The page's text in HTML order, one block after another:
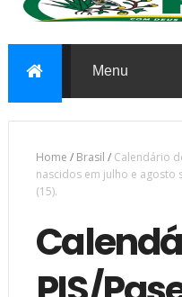
Home / Brasil / Calendário
nascidos em julho e agosto
(15).